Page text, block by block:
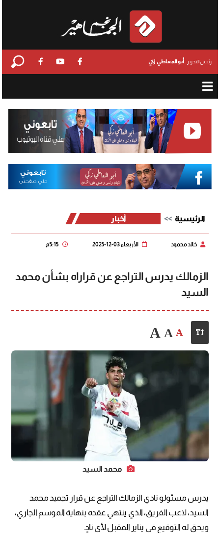
رئيس التحرير : أبو المعاطي زكي
الرئيسية أخبار
خالد محمود الأربعاء 03-12-2025 5:15 م
الزمالك يدرس التراجع عن قراراه بشأن محمد
السيد
A
A
A
محمد السيد
يدرس مسئولو نادي الزمالك التراجع عن قرار تجميد محمد
السيد، لاعب الفريق، الذي ينتهي عقده بنهاية الموسم الجاري،
ويحق له التوقيع في يناير المقبل لأي نادٍ.